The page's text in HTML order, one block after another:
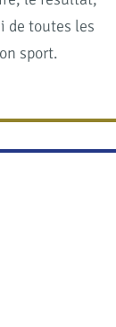
de toutes les
sport.